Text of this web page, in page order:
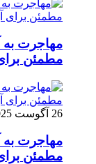
مطمئن
26 آگوست 2025
مطمئن